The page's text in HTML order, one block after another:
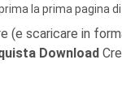
la prima pagina
(e scaricare in
Download